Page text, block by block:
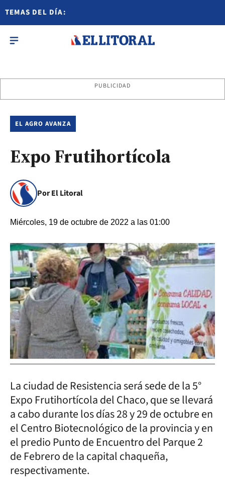
TEMAS DEL DÍA:
PUBLICIDAD
EL AGRO AVANZA
Expo Frutihortícola
Por El Litoral
Miércoles, 19 de octubre de 2022 a las 01:00
La ciudad de Resistencia será sede de la 5°
Expo Frutihortícola del Chaco, que se llevará
a cabo durante los días 28 y 29 de octubre en
el Centro Biotecnológico de la provincia y en
el predio Punto de Encuentro del Parque 2
de Febrero de la capital chaqueña,
respectivamente.